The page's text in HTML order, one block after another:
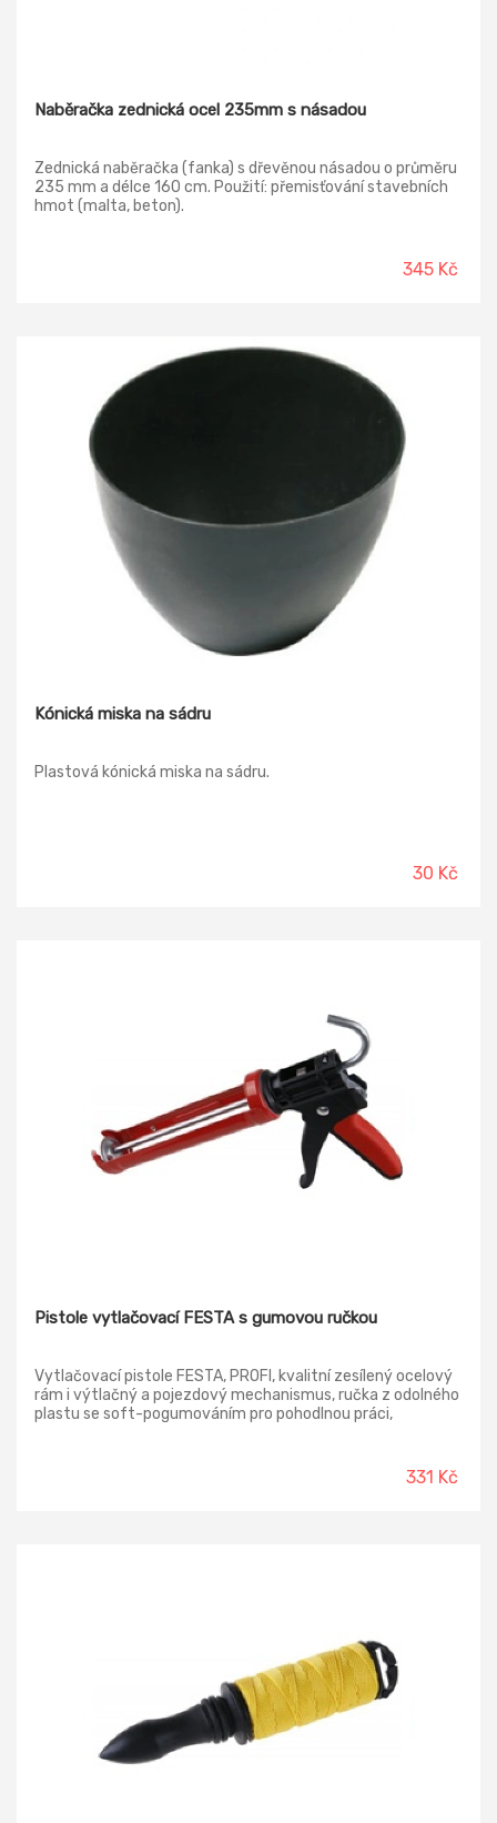
Naběračka zednická ocel 235mm s násadou
Zednická naběračka (fanka) s dřevěnou násadou o průměru
235 mm a délce 160 cm. Použití: přemisťování stavebních
hmot (malta, beton).
345 Kč
Kónická miska na sádru
Plastová kónická miska na sádru.
30 Kč
Pistole vytlačovací FESTA s gumovou ručkou
Vytlačovací pistole FESTA, PROFI, kvalitní zesílený ocelový
rám i výtlačný a pojezdový mechanismus, ručka z odolného
plastu se soft-pogumováním pro pohodlnou práci,
tmely - chemické kotvy a malty, pro vytláčení tmelů a331 Kč